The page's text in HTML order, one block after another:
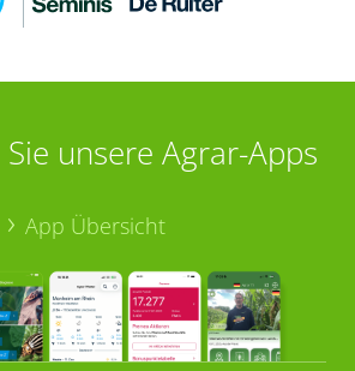
unsere Agrar-Apps
App Übersicht